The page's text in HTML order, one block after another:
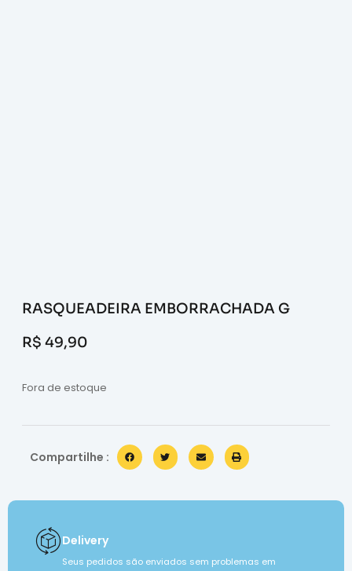
RASQUEADEIRA EMBORRACHADA G
R$ 49,90
Fora de estoque
Compartilhe :
Delivery
Seus pedidos são enviados sem problemas em